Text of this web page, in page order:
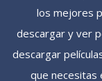
los mejores
descargar y ver
descargar
que necesitas